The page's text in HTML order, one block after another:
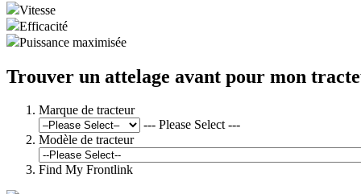
Vitesse
Efficacité
Puissance maximisée
Trouver un attelage avant pour mon
Marque de tracteur
--- Please Select ---
Modèle de tracteur
Find My Frontlink